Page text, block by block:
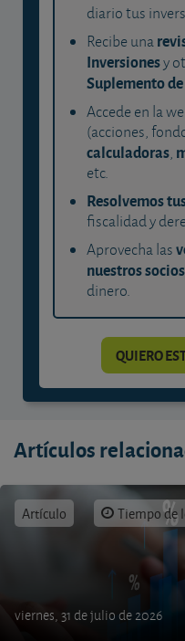
diario tus
Recibe una
Inversionesy
Suplemento
Accede en la
(acciones,
calculadoras,
etc.
Resolvemos
fiscalidad y
Aprovecha las
nuestros socios
dinero.
QUIERO
Artículos
Artículo Tiempo de
viernes, 31 de julio de 2026